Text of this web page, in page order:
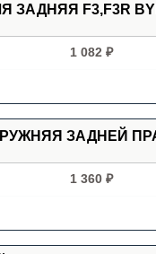
F3,F3R
1 082 ₽
ЗАДНЕЙ
1 360 ₽